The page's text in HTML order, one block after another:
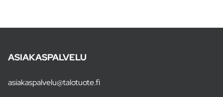
ASIAKASPALVELU
asiakaspalvelu@talotuote.fi